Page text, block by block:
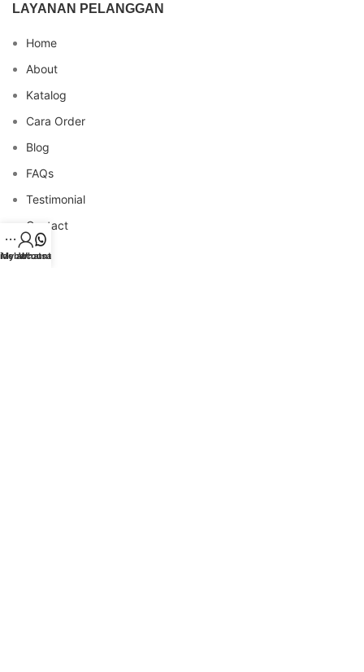
LAYANAN PELANGGAN
Home
About
Katalog
Cara Order
Blog
FAQs
Testimonial
Contact
My account
Whatsapp